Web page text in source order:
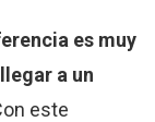
es muy
a un
este